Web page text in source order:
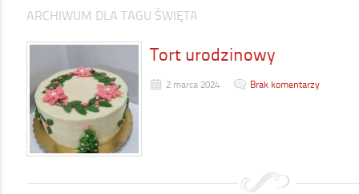
ARCHIWUM DLA TAGU ŚWIĘTA
Tort urodzinowy
2 marca 2024 Brak komentarzy